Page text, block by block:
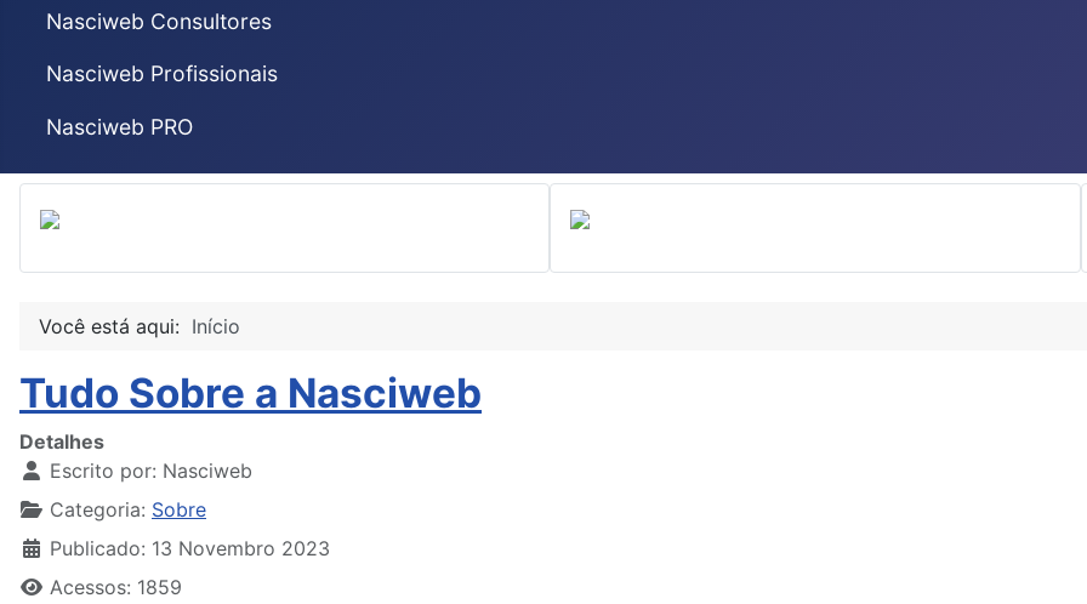
Nasciweb Consultores
Nasciweb Profissionais
Nasciweb PRO
Você está aqui: Início
Tudo Sobre a Nasciweb
Detalhes
Escrito por: Nasciweb
Categoria: Sobre
Publicado: 13 Novembro 2023
Acessos: 1859